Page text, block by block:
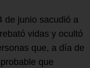
de junio sacudió a
vidas y ocultó
que, a día de
que